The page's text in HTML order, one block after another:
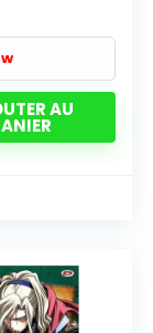
AU